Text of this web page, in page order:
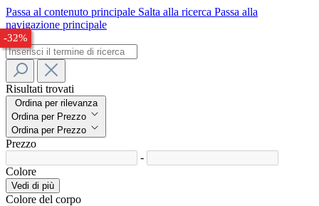
Passa al contenuto principale Salta alla ricerca Passa alla
navigazione principale
Risultati trovati
Ordina per rilevanza
Ordina per Prezzo
Ordina per Prezzo
Prezzo
-
Colore
Vedi di più
Colore del corpo
-24%
-33%
-32%